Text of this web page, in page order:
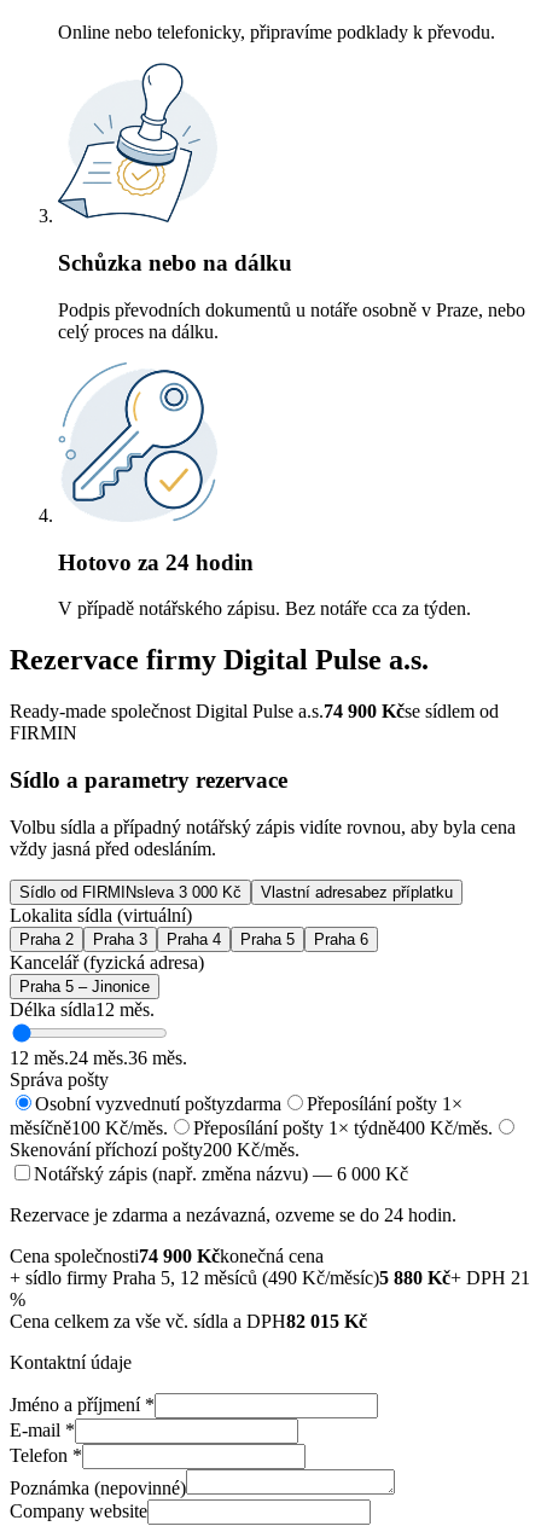
Online nebo telefonicky, připravíme podklady k převodu.
Schůzka nebo na dálku
Podpis převodních dokumentů u notáře osobně v Praze, nebo
celý proces na dálku.
Hotovo za 24 hodin
V případě notářského zápisu. Bez notáře cca za týden.
Rezervace firmy Digital Pulse a.s.
Ready-made společnost Digital Pulse a.s.74 900 Kčse sídlem od
FIRMIN
Sídlo a parametry rezervace
Volbu sídla a případný notářský zápis vidíte rovnou, aby byla cena
vždy jasná před odesláním.
Sídlo od FIRMINsleva 3 000 Kč Vlastní adresabez příplatku
Lokalita sídla (virtuální)
Praha 2 Praha 3 Praha 4 Praha 5 Praha 6
Kancelář (fyzická adresa)
Praha 5 – Jinonice
Délka sídla12 měs.
12 měs.24 měs.36 měs.
Správa pošty
Osobní vyzvednutí poštyzdarma
Přeposílání pošty 1×
měsíčně100 Kč/měs. Přeposílání pošty 1× týdně400 Kč/měs.
Skenování příchozí pošty200 Kč/měs.
Notářský zápis (např. změna názvu) — 6 000 Kč
Rezervace je zdarma a nezávazná, ozveme se do 24 hodin.
Cena společnosti74 900 Kčkonečná cena
+ sídlo firmy Praha 5, 12 měsíců (490 Kč/měsíc)5 880 Kč+ DPH 21
%
Cena celkem za vše vč. sídla a DPH82 015 Kč
Kontaktní údaje
Jméno a příjmení*
E-mail *
Telefon *
Poznámka (nepovinné)
Company website